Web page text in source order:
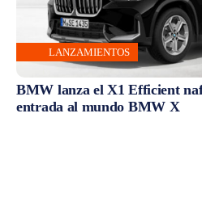
LANZAMIENTOS
BMW lanza el X1 Efficient
entrada al mundo BMW X